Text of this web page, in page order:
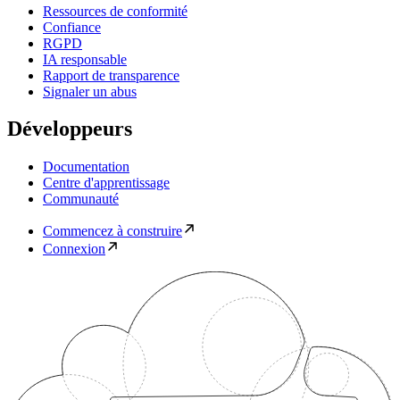
Ressources de conformité
Confiance
RGPD
IA responsable
Rapport de transparence
Signaler un abus
Développeurs
Documentation
Centre d'apprentissage
Communauté
Commencez à construire
Connexion